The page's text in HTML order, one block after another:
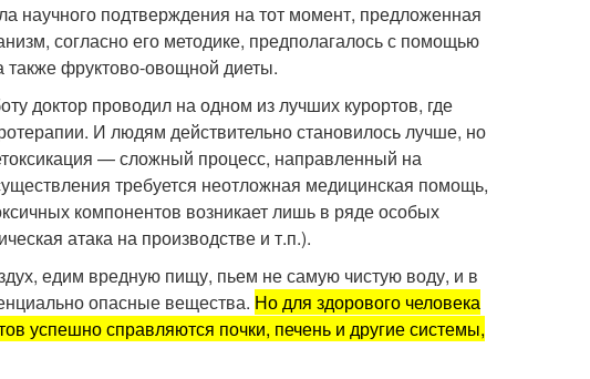
научного подтверждения на тот момент, предложенная
согласно его методике, предполагалось с помощью
также фруктово-овощной диеты.
доктор проводил на одном из лучших курортов, где
И людям действительно становилось лучше, но
— сложный процесс, направленный на
требуется неотложная медицинская помощь,
компонентов возникает лишь в ряде особых
атака на производстве и т.п.).
едим вредную пищу, пьем не самую чистую воду, и в
опасные вещества. Но для здорового человека
успешно справляются почки, печень и другие системы,